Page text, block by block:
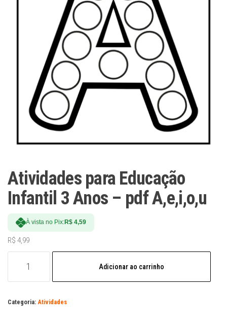
Atividades para Educação
Infantil 3 Anos – pdf A,e,i,o,u
À vista no Pix:R$ 4,59
R$ 4,99
Educação
3
Adicionar ao carrinho
Categoria: Atividades